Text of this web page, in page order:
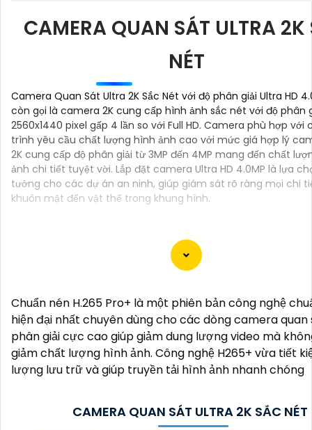
CAMERA QUAN SÁT ULTRA 2K
NÉT
Camera Quan Sát Ultra 2K Sắc Nét với độ phân giải Ultra HD
còn gọi là camera 2K cung cấp hình ảnh sắc nét với độ phân
2560x1440 pixel gấp 4 lần so với Full HD. Camera phù hợp với
trình yêu cầu chất lượng hình ảnh cao với mức giá hợp lý
2K cung cấp độ phân giải từ 3MP đến 4MP mang đến chất
ảnh chi tiết tuyệt vời. Lắp đặt camera Ultra HD 4.0MP là lựa
tưởng cho các dự án an ninh, giúp giám sát rõ ràng mọi chi
khuôn mặt đến vật thể trong khung hình.
Dạ chào anh/chị, ở đây là một mẫu tư 141 để giới thiệu
"Chào anh/chị,
Bạn muốn nâng cao an toàn an ninh cho ngôi nhà
hàng của mình một cách hiệu quả và tiện lợi? Hãy đến
Camera 2K 4MP, giải pháp giám sát chất lượng cao
đang tìm kiếm.
sắc nét, rõ ràng và chi tiết. Bạn sẽ có thể quan sát mọi
xung quanh ngôi nhà hay cửa hàng của mình mọi lúc,
Chuẩn nén H.265 Pro+ là một phiên bản công nghệ
hiện đại nhất chuyên dùng cho các dòng camera quan
phân giải cực cao giúp giảm dung lượng video mà
giảm chất lượng hình ảnh. Công nghệ H265+ vừa tiết
lượng lưu trữ và giúp truyền tải hình ảnh nhanh chóng
CAMERA QUAN SÁT ULTRA 2K SẮC NÉT